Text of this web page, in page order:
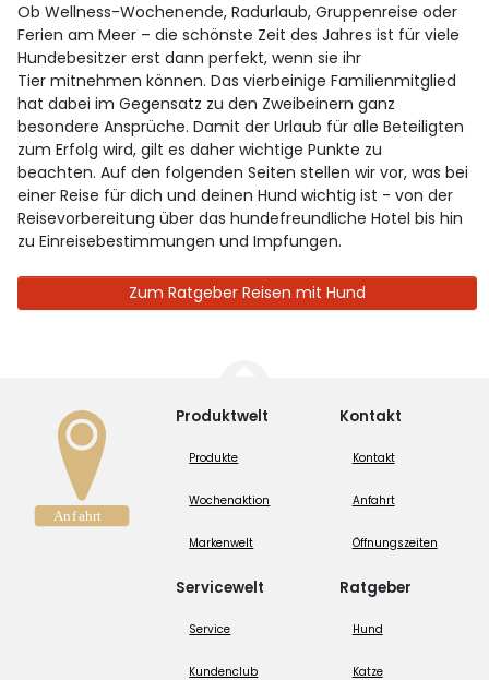
Ob Wellness-Wochenende, Radurlaub, Gruppenreise oder
Ferien am Meer – die schönste Zeit des Jahres ist für viele
Hundebesitzer erst dann perfekt, wenn sie ihr
Tier mitnehmen können. Das vierbeinige Familienmitglied
hat dabei im Gegensatz zu den Zweibeinern ganz
besondere Ansprüche. Damit der Urlaub für alle Beteiligten
zum Erfolg wird, gilt es daher wichtige Punkte zu
beachten. Auf den folgenden Seiten stellen wir vor, was bei
einer Reise für dich und deinen Hund wichtig ist - von der
Reisevorbereitung über das hundefreundliche Hotel bis hin
zu Einreisebestimmungen und Impfungen.
Zum Ratgeber Reisen mit Hund
Produktwelt
Produkte
Wochenaktion
Markenwelt
Servicewelt
Service
Kundenclub
Kontakt
Kontakt
Anfahrt
Öffnungszeiten
Ratgeber
Hund
Katze